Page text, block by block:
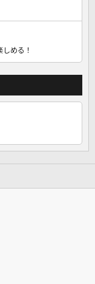
める！